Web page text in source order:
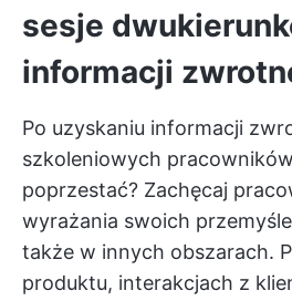
sesje
informacji
Po uzyskaniu informacji
szkoleniowych
poprzestać? Zachęcaj
wyrażania swoich
także w innych obszarach.
produktu, interakcjach z